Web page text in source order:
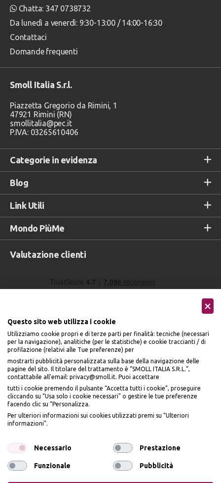
Categorie in evidenza
Blog
Link Utili
Mondo PiùMe
Chatta: 347 0738732
Da lunedì a venerdì: 9:30-13:00 / 14:00-16:30
Contattaci
Domande frequenti
Smoll Italia S.r.l.
Piazzetta Gregorio da Rimini, 1
47921 Rimini (RN)
smollitalia@pec.it
P.IVA: 03265610406
Valutazione clienti
Accettiamo
Seguici sui social
Questo sito web utilizza i cookie
Utilizziamo cookie propri e di terze parti per finalità: tecniche (necessari
per la navigazione), analitiche (per le statistiche) e cookie traccianti / di
profilazione (relativi alle Tue preferenze) per
mostrarti pubblicità personalizzata sulla base della navigazione delle
pagine del sito. Il titolare del trattamento è “SMOLL ITALIA S.R.L.”,
contattabile all'email: privacy@smoll.it. Puoi accettare
tutti i cookie premendo il pulsante “Accetta tutti i cookie”, proseguire
cliccando su “Usa solo i cookie necessari" o gestire le tue preferenze
facendo clic su “Personalizza.
Per ulteriori informazioni sui cookies utilizzati premi su "Ulteriori
informazioni".
Necessario Prestazione
Funzionale Pubblicità
BENVENUTO DA
PIÙME
IL10% DI SCONTO